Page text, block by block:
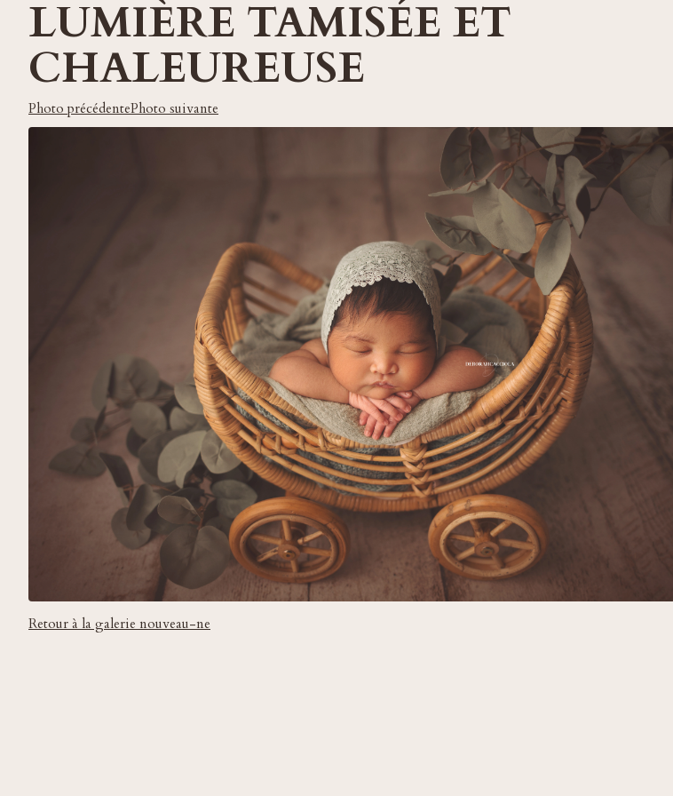
LUMIÈRE TAMISÉE ET
CHALEUREUSE
Photo précédentePhoto suivante
Retour à la galerie nouveau-ne